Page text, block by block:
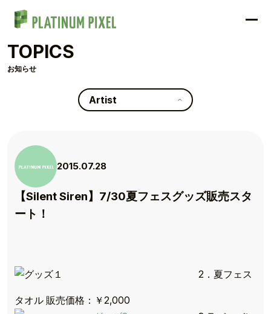
TOPICS
お知らせ
Artist
2015.07.28
【Silent Siren】7/30夏フェスグッズ販売スタ
ート！
2．夏フェス
タオル 販売価格：￥2,000